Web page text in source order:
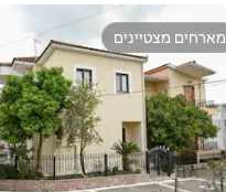
מארחים מצטיינים
מארחים מצטיינים